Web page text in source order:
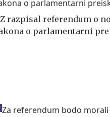
razpisal referendum o
o parlamentarni